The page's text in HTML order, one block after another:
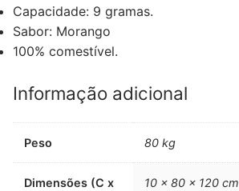
Capacidade: 9 gramas.
Sabor: Morango
100% comestível.
Informação adicional
Peso 80 kg
Dimensões (C x
10 × 80 × 120 cm